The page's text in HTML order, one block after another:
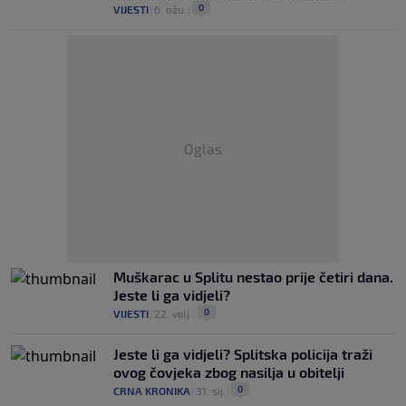
VIJESTI 6. ožu. 0
Oglas
Muškarac u Splitu nestao prije četiri dana.
Jeste li ga vidjeli?
VIJESTI 22. velj. 0
Jeste li ga vidjeli? Splitska policija traži
ovog čovjeka zbog nasilja u obitelji
CRNA KRONIKA 31. sij. 0